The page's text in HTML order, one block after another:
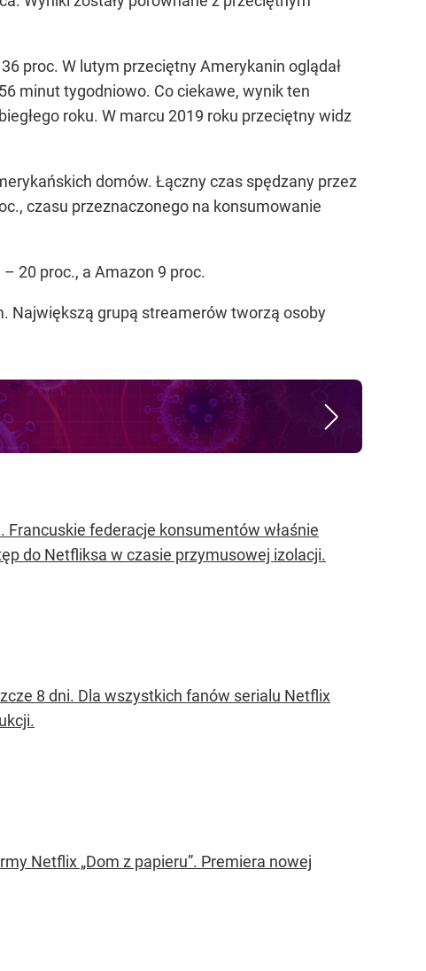
proc. W lutym przeciętny Amerykanin oglądał
minut tygodniowo. Co ciekawe, wynik ten
roku. W marcu 2019 roku przeciętny widz
domów. Łączny czas spędzany przez
czasu przeznaczonego na konsumowanie
20 proc., a Amazon 9 proc.
Największą grupą streamerów tworzą osoby
federacje konsumentów właśnie
do Netfliksa w czasie przymusowej izolacji.
8 dni. Dla wszystkich fanów serialu Netflix
Netflix „Dom z papieru”. Premiera nowej